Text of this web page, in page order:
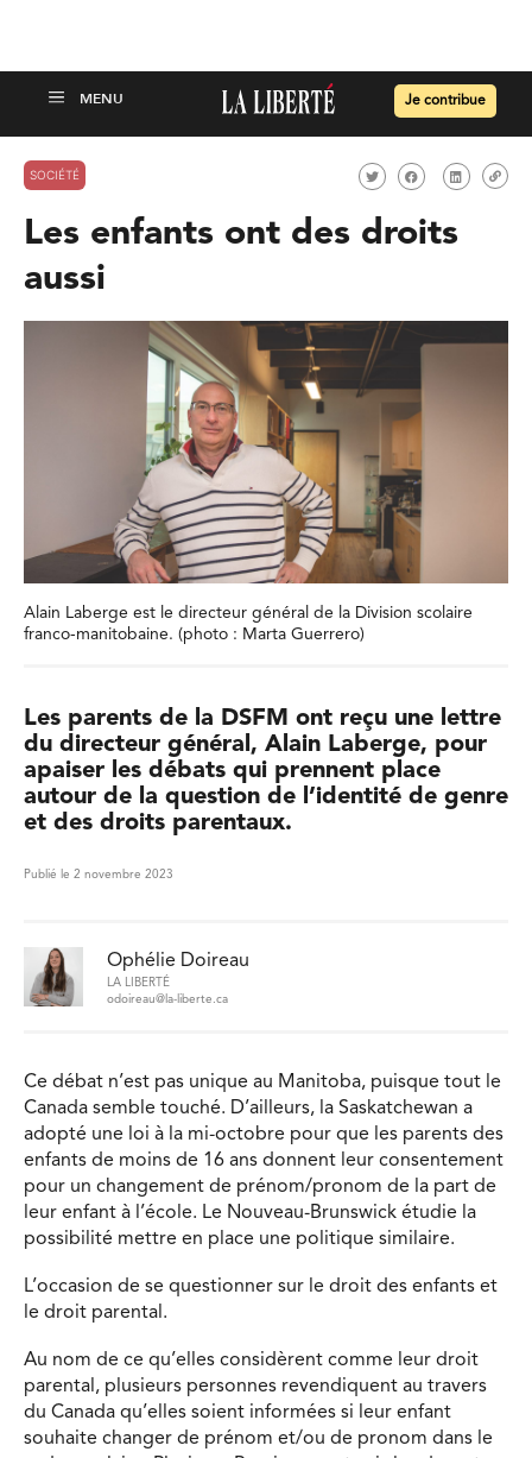
Je contribue
SOCIÉTÉ
Les enfants ont des droits
aussi
Alain Laberge est le directeur général de la Division scolaire
franco-manitobaine. (photo : Marta Guerrero)
Les parents de la DSFM ont reçu une lettre
du directeur général, Alain Laberge, pour
apaiser les débats qui prennent place
autour de la question de l’identité de genre
et des droits parentaux.
Publié le 2 novembre 2023
Ophélie Doireau
LA LIBERTÉ
odoireau@la-liberte.ca
Ce débat n’est pas unique au Manitoba, puisque tout le
Canada semble touché. D’ailleurs, la Saskatchewan a
adopté une loi à la mi-octobre pour que les parents des
enfants de moins de 16 ans donnent leur consentement
pour un changement de prénom/pronom de la part de
leur enfant à l’école. Le Nouveau-Brunswick étudie la
possibilité mettre en place une politique similaire.
L’occasion de se questionner sur le droit des enfants et
le droit parental.
Au nom de ce qu’elles considèrent comme leur droit
parental, plusieurs personnes revendiquent au travers
du Canada qu’elles soient informées si leur enfant
souhaite changer de prénom et/ou de pronom dans le